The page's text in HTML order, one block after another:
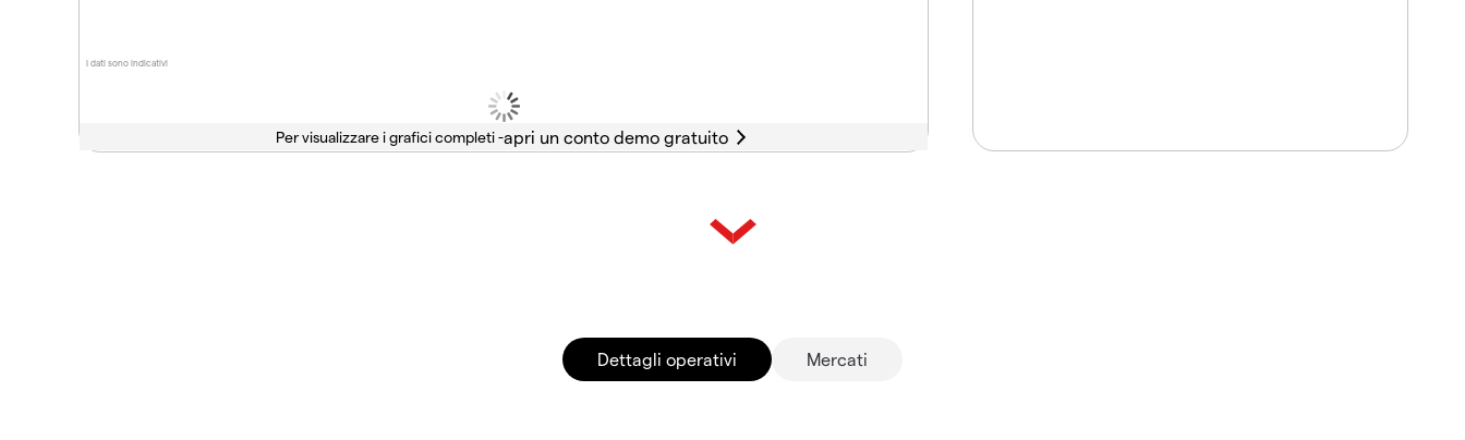
I dati sono indicativi
Per visualizzare i grafici completi -
Dettagli operativi Mercati